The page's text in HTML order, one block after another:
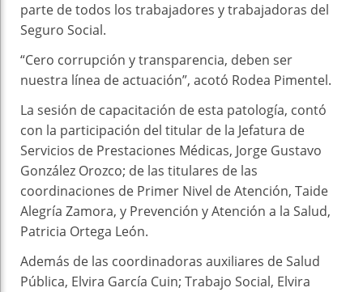
parte de todos los trabajadores y trabajadoras del
Seguro Social.
“Cero corrupción y transparencia, deben ser
nuestra línea de actuación”, acotó Rodea Pimentel.
La sesión de capacitación de esta patología, contó
con la participación del titular de la Jefatura de
Servicios de Prestaciones Médicas, Jorge Gustavo
González Orozco; de las titulares de las
coordinaciones de Primer Nivel de Atención, Taide
Alegría Zamora, y Prevención y Atención a la Salud,
Patricia Ortega León.
Además de las coordinadoras auxiliares de Salud
Pública, Elvira García Cuin; Trabajo Social, Elvira